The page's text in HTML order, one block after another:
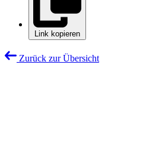
Link kopieren
Zurück zur Übersicht